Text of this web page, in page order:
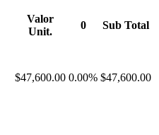
Valor
Unit.
0 Sub Total
$47,600.00 0.00% $47,600.00